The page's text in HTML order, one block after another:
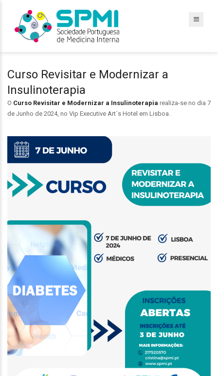
Curso Revisitar e Modernizar a
Insulinoterapia
O Curso Revisitar e Modernizar a Insulinoterapia realiza-se no dia 7
de Junho de 2024, no Vip Executive Art´s Hotel em Lisboa.